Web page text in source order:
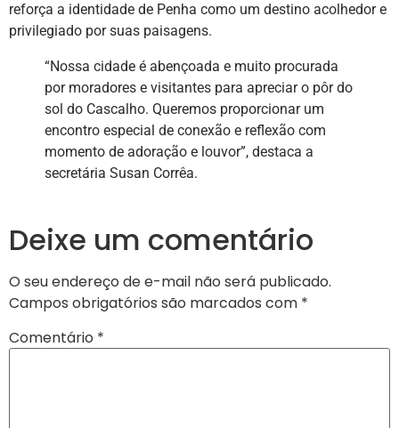
reforça a identidade de Penha como um destino acolhedor e
privilegiado por suas paisagens.
“Nossa cidade é abençoada e muito procurada
por moradores e visitantes para apreciar o pôr do
sol do Cascalho. Queremos proporcionar um
encontro especial de conexão e reflexão com
momento de adoração e louvor”, destaca a
secretária Susan Corrêa.
Deixe um comentário
O seu endereço de e-mail não será publicado.
Campos obrigatórios são marcados com *
Comentário *